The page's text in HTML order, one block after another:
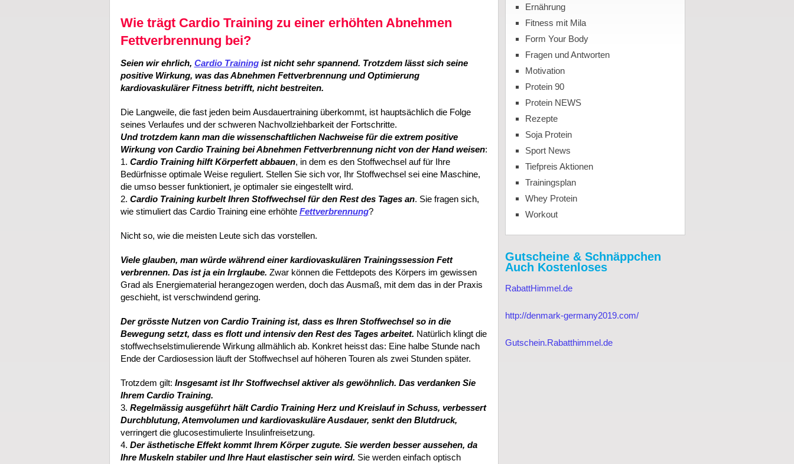
Wie trägt Cardio Training zu einer erhöhten Abnehmen
Fettverbrennung bei?
Seien wir ehrlich, Cardio Trainingist nicht sehr spannend. Trotzdem lässt sich seine
positive Wirkung, was das Abnehmen Fettverbrennung und Optimierung
kardiovaskulärer Fitness betrifft, nicht bestreiten.
Die Langweile, die fast jeden beim Ausdauertraining überkommt, ist hauptsächlich die Folge
seines Verlaufes und der schweren Nachvollziehbarkeit der Fortschritte.
Und trotzdem kann man die wissenschaftlichen Nachweise für die extrem positive
Wirkung von Cardio Training bei Abnehmen Fettverbrennung nicht von der Hand weisen:
1. Cardio Training hilft Körperfett abbauen, in dem es den Stoffwechsel auf für Ihre
Bedürfnisse optimale Weise reguliert. Stellen Sie sich vor, Ihr Stoffwechsel sei eine Maschine,
die umso besser funktioniert, je optimaler sie eingestellt wird.
2. Cardio Training kurbelt Ihren Stoffwechsel für den Rest des Tages an. Sie fragen sich,
wie stimuliert das Cardio Training eine erhöhte Fettverbrennung?
Nicht so, wie die meisten Leute sich das vorstellen.
Viele glauben, man würde während einer kardiovaskulären Trainingssession Fett
verbrennen. Das ist ja ein Irrglaube. Zwar können die Fettdepots des Körpers im gewissen
Grad als Energiematerial herangezogen werden, doch das Ausmaß, mit dem das in der Praxis
geschieht, ist verschwindend gering.
Der grösste Nutzen von Cardio Training ist, dass es Ihren Stoffwechsel so in die
Bewegung setzt, dass es flott und intensiv den Rest des Tages arbeitet. Natürlich klingt die
stoffwechselstimulierende Wirkung allmählich ab. Konkret heisst das: Eine halbe Stunde nach
Ende der Cardiosession läuft der Stoffwechsel auf höheren Touren als zwei Stunden später.
Trotzdem gilt: Insgesamt ist Ihr Stoffwechsel aktiver als gewöhnlich. Das verdanken Sie
Ihrem Cardio Training.
3. Regelmässig ausgeführt hält Cardio Training Herz und Kreislauf in Schuss, verbessert
Durchblutung, Atemvolumen und kardiovaskuläre Ausdauer, senkt den Blutdruck,
verringert die glucosestimulierte Insulinfreisetzung.
4. Der ästhetische Effekt kommt Ihrem Körper zugute. Sie werden besser aussehen, da
Ihre Muskeln stabiler und Ihre Haut elastischer sein wird. Sie werden einfach optisch
Ernährung
Fitness mit Mila
Form Your Body
Fragen und Antworten
Motivation
Protein 90
Protein NEWS
Rezepte
Soja Protein
Sport News
Tiefpreis Aktionen
Trainingsplan
Whey Protein
Workout
Gutscheine & Schnäppchen
Auch Kostenloses
RabattHimmel.de
http://denmark-germany2019.com/
Gutschein.Rabatthimmel.de